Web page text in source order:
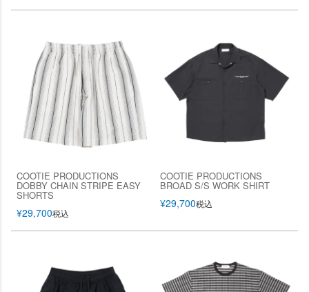
COOTIE PRODUCTIONS
DOBBY CHAIN STRIPE EASY
SHORTS
¥29,700税込
COOTIE PRODUCTIONS
BROAD S/S WORK SHIRT
¥29,700税込